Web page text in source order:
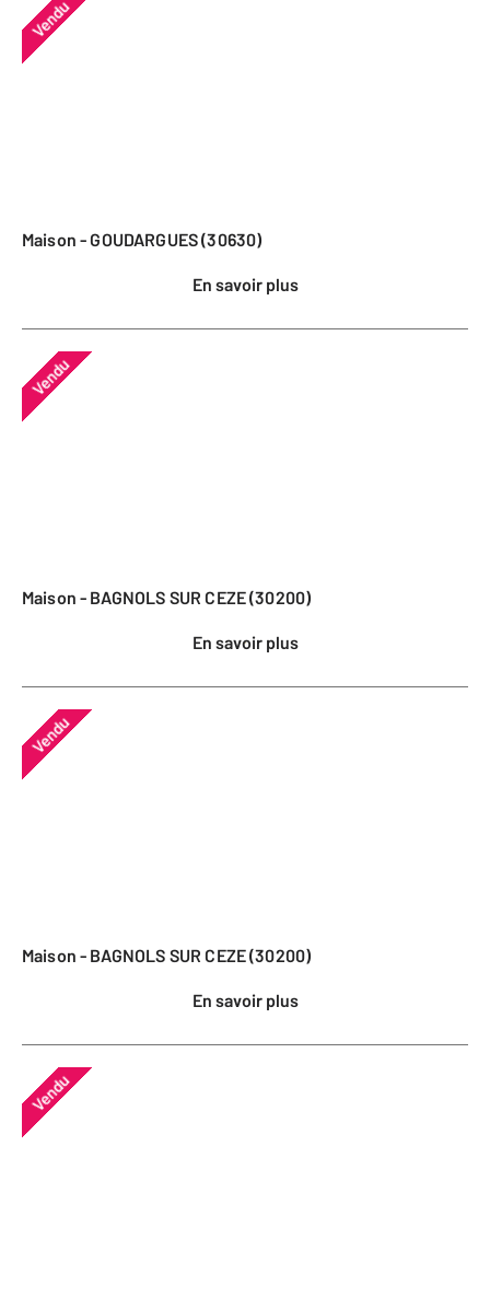
Vendu
Maison - GOUDARGUES (30630)
En savoir plus
Vendu
Maison - BAGNOLS SUR CEZE (30200)
En savoir plus
Vendu
Maison - BAGNOLS SUR CEZE (30200)
En savoir plus
Vendu